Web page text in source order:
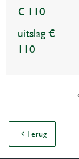
€ 110
uitslag €
110
Terug